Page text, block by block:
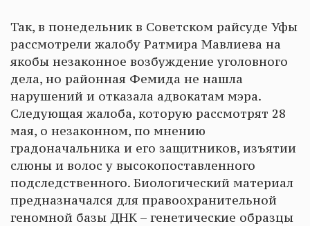
Так, в понедельник в Советском райсуде Уфы
рассмотрели жалобу Ратмира Мавлиева на
якобы незаконное возбуждение уголовного
дела, но районная Фемида не нашла
нарушений и отказала адвокатам мэра.
Следующая жалоба, которую рассмотрят 28
мая, о незаконном, по мнению
градоначальника и его защитников, изъятии
слюны и волос у высокопоставленного
подследственного. Биологический материал
предназначался для правоохранительной
геномной базы ДНК – генетические образцы